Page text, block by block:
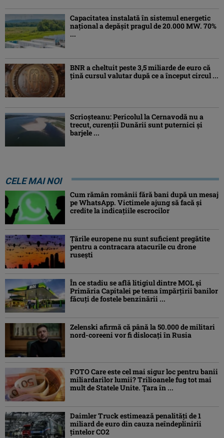
Capacitatea instalată în sistemul energetic
național a depășit pragul de 20.000 MW. 70%
...
BNR a cheltuit peste 3,5 miliarde de euro că
țină cursul valutar după ce a început circul ...
Scrioșteanu: Pericolul la Cernavodă nu a
trecut, curenţii Dunării sunt puternici şi
barjele ...
CELE MAI NOI
Cum rămân românii fără bani după un mesaj
pe WhatsApp. Victimele ajung să facă și
credite la indicațiile escrocilor
Ţările europene nu sunt suficient pregătite
pentru a contracara atacurile cu drone
ruseşti
În ce stadiu se află litigiul dintre MOL și
Primăria Capitalei pe tema împărțirii banilor
făcuți de fostele benzinării ...
Zelenski afirmă că până la 50.000 de militari
nord-coreeni vor fi dislocaţi în Rusia
FOTO Care este cel mai sigur loc pentru banii
miliardarilor lumii? Trilioanele fug tot mai
mult de Statele Unite. Țara în ...
Daimler Truck estimează penalități de 1
miliard de euro din cauza neîndeplinirii
țintelor CO2